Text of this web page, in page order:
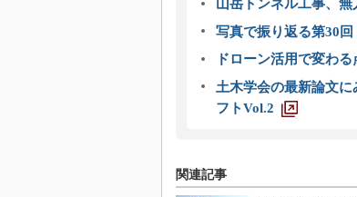
山岳トンネル工事、無
写真で振り返る第30
ドローン活用で変わ
土木学会の最新論文
フトVol.2
関連記事